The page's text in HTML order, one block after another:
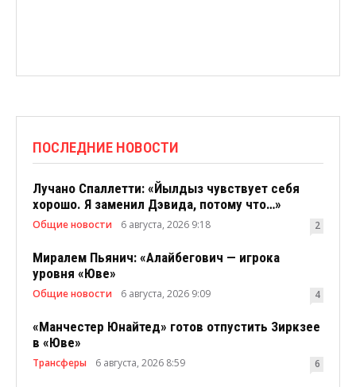
ПОСЛЕДНИЕ НОВОСТИ
Лучано Спаллетти: «Йылдыз чувствует себя
хорошо. Я заменил Дэвида, потому что…»
Общие новости 6 августа, 2026 9:18 2
Миралем Пьянич: «Алайбегович — игрока
уровня «Юве»
Общие новости 6 августа, 2026 9:09 4
«Манчестер Юнайтед» готов отпустить Зиркзее
в «Юве»
Трансферы 6 августа, 2026 8:59 6